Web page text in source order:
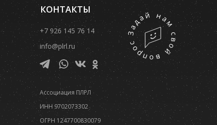
+7 926 145 76 14
info@plrl.ru
КОНТАКТЫ
Ассоциация ПЛРЛ
ИНН 9702073302
ОГРН 1247700830079